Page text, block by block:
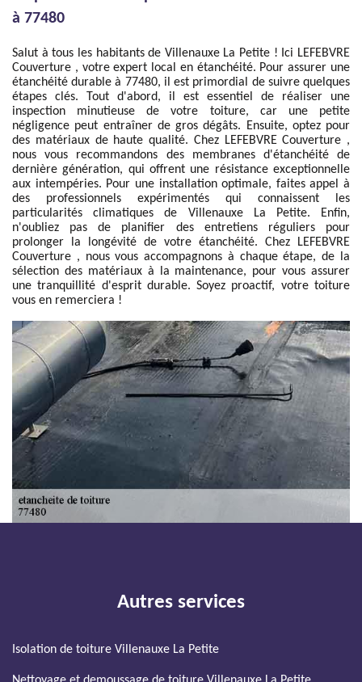
à 77480
Salut à tous les habitants de Villenauxe La Petite ! Ici LEFEBVRE
Couverture , votre expert local en étanchéité. Pour assurer une
étanchéité durable à 77480, il est primordial de suivre quelques
étapes clés. Tout d'abord, il est essentiel de réaliser une
inspection minutieuse de votre toiture, car une petite
négligence peut entraîner de gros dégâts. Ensuite, optez pour
des matériaux de haute qualité. Chez LEFEBVRE Couverture ,
nous vous recommandons des membranes d'étanchéité de
dernière génération, qui offrent une résistance exceptionnelle
aux intempéries. Pour une installation optimale, faites appel à
des professionnels expérimentés qui connaissent les
particularités climatiques de Villenauxe La Petite. Enfin,
n'oubliez pas de planifier des entretiens réguliers pour
prolonger la longévité de votre étanchéité. Chez LEFEBVRE
Couverture , nous vous accompagnons à chaque étape, de la
sélection des matériaux à la maintenance, pour vous assurer
une tranquillité d'esprit durable. Soyez proactif, votre toiture
vous en remerciera !
Autres services
Isolation de toiture Villenauxe La Petite